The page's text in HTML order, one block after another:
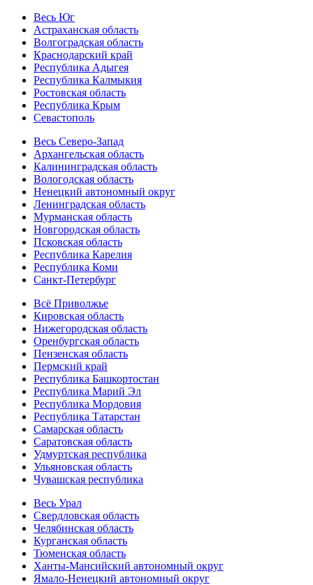
Весь Юг
Астраханская область
Волгоградская область
Краснодарский край
Республика Адыгея
Республика Калмыкия
Ростовская область
Республика Крым
Севастополь
Весь Северо-Запад
Архангельская область
Калининградская область
Вологодская область
Ненецкий автономный округ
Ленинградская область
Мурманская область
Новгородская область
Псковская область
Республика Карелия
Республика Коми
Санкт-Петербург
Всё Приволжье
Кировская область
Нижегородская область
Оренбургская область
Пензенская область
Пермский край
Республика Башкортостан
Республика Марий Эл
Республика Мордовия
Республика Татарстан
Самарская область
Саратовская область
Удмуртская республика
Ульяновская область
Чувашская республика
Весь Урал
Свердловская область
Челябинская область
Курганская область
Тюменская область
Ханты-Мансийский автономный округ
Ямало-Ненецкий автономный округ